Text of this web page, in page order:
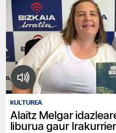
KULTUREA
Alaitz Melgar
liburua gaur